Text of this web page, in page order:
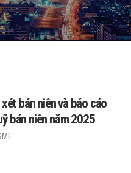
bán niên và báo cáo
bán niên năm 2025